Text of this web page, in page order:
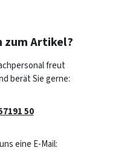
zum Artikel?
freut
berät Sie gerne:
50
eine E-Mail: